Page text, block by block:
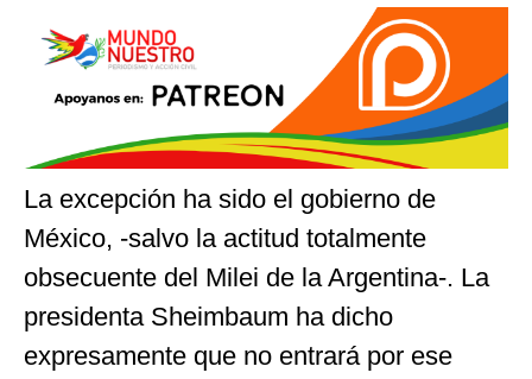
La excepción ha sido el gobierno de
México, -salvo la actitud totalmente
obsecuente del Milei de la Argentina-. La
presidenta Sheimbaum ha dicho
expresamente que no entrará por ese